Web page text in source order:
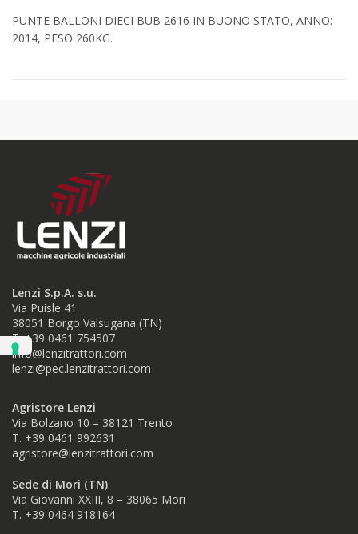
PUNTE BALLONI DIECI BUB 2616 IN BUONO STATO, ANNO:
2014, PESO 260KG.
Lenzi S.p.A. s.u.
Via Puisle 41
38051 Borgo Valsugana (TN)
T. +39 0461 754507
info@lenzitrattori.com
lenzi@pec.lenzitrattori.com
Agristore Lenzi
Via Bolzano 10 – 38121 Trento
T. +39 0461 992631
agristore@lenzitrattori.com
Sede di Mori (TN)
Via Giovanni XXIII, 8 – 38065 Mori
T. +39 0464 918164